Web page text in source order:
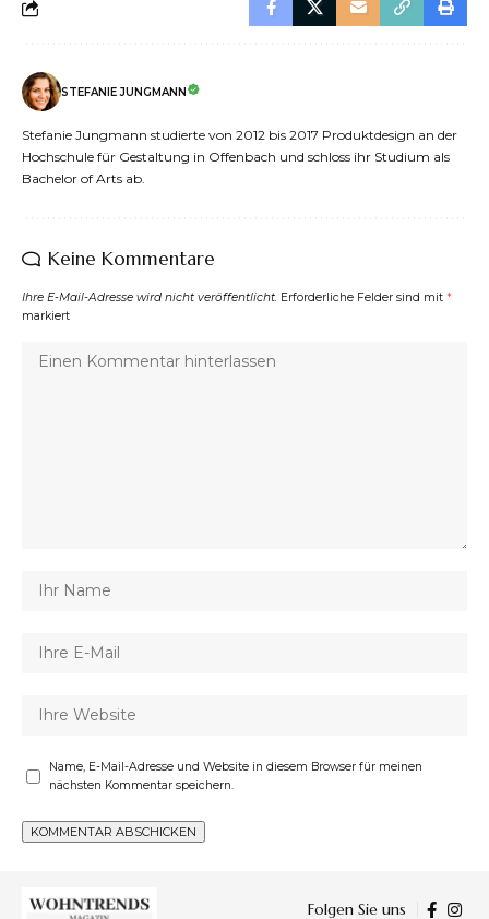
STEFANIE JUNGMANN
Stefanie Jungmann studierte von 2012 bis 2017 Produktdesign an der
Hochschule für Gestaltung in Offenbach und schloss ihr Studium als
Bachelor of Arts ab.
Keine Kommentare
Ihre E-Mail-Adresse wird nicht veröffentlicht. Erforderliche Felder sind mit *
markiert
Name, E-Mail-Adresse und Website in diesem Browser für meinen
nächsten Kommentar speichern.
Folgen Sie uns